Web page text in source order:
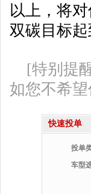
以上，将
双碳目标
[特别提
如您不希
快速投单
投单
车型